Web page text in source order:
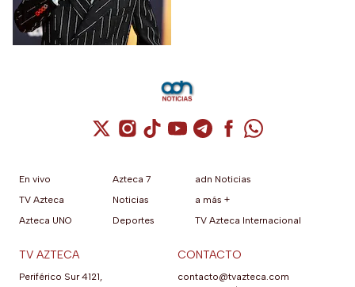
Cuenta de X / Twitter (se abre en una
Cuenta de Instagram (se abre en una
Cuenta de TikTok (se abre en
Cuenta de YouTube (se abre
Cuenta de Telegram (se
Cuenta de
Cuenta de
En vivo
TV Azteca
Azteca UNO
Azteca 7
Noticias
Deportes
adn Noticias
a más +
TV Azteca Internacional
TV AZTECA
Periférico Sur 4121,
CONTACTO
contacto@tvazteca.com